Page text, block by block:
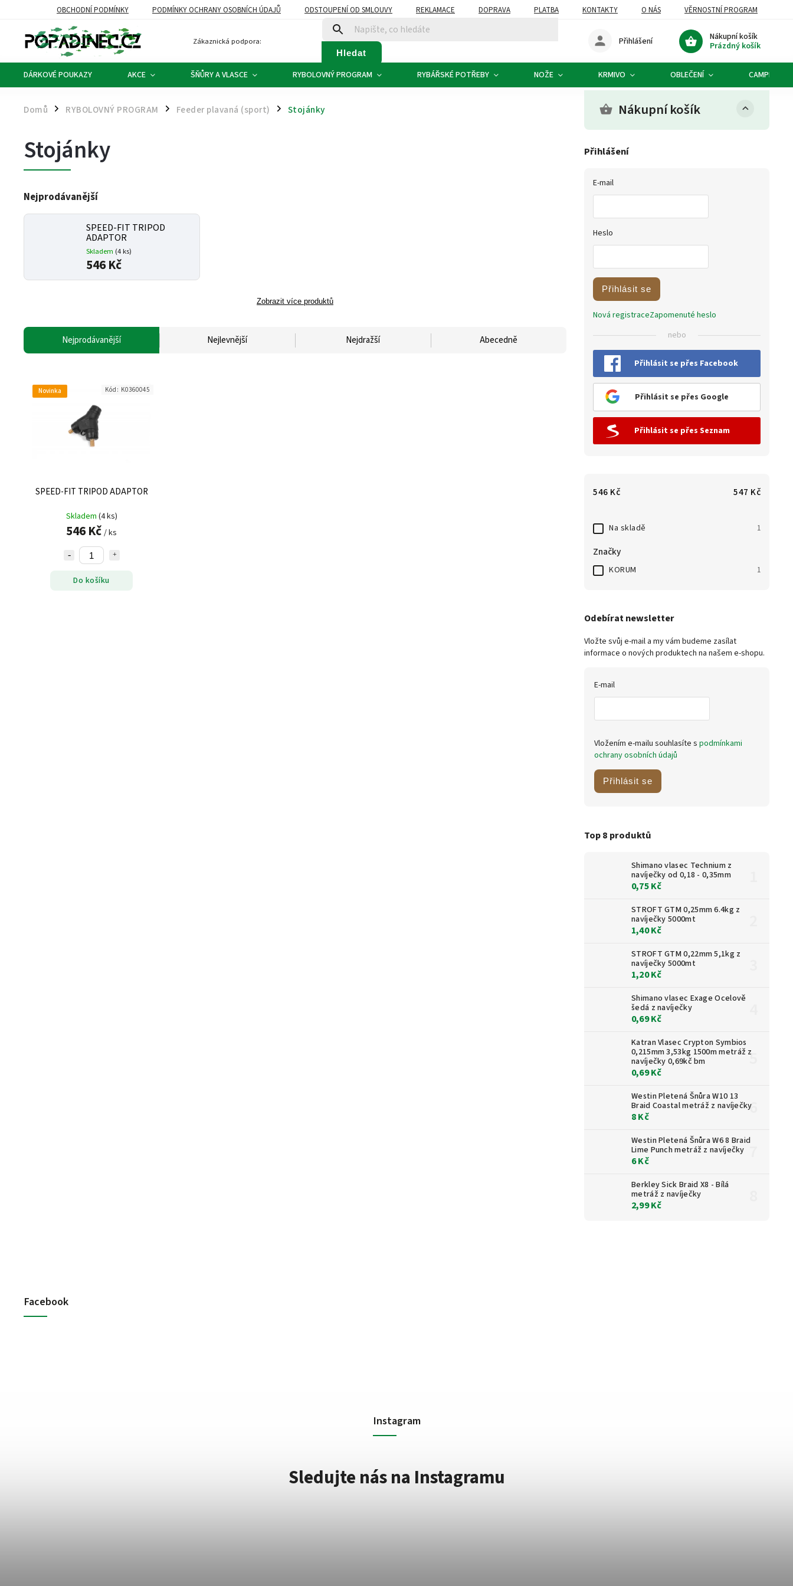
OBCHODNÍ PODMÍNKY PODMÍNKY OCHRANY OSOBNÍCH ÚDAJŮ ODSTOUPENÍ OD SMLOUVY REKLAMACE DOPRAVA PLATBA KONTAKTY O NÁS VĚRNOSTNÍ PROGRAM
Zákaznická podpora:
Hledat
Nákupní košík
Prázdný košík
Přihlášení
DÁRKOVÉ POUKAZY AKCE ŠŇŮRY A VLASCE RYBOLOVNÝ PROGRAM RYBÁŘSKÉ POTŘEBY NOŽE KRMIVO OBLEČENÍ CAMPING
Domů / RYBOLOVNÝ PROGRAM / Feeder plavaná (sport) / Stojánky Nákupní košík
Přihlášení
E-mail
Heslo
Přihlásit se
Nová registraceZapomenuté heslo
nebo
Přihlásit se přes Facebook
Přihlásit se přes Google
Přihlásit se přes Seznam
546 Kč 547 Kč
Na skladě 1
Značky
KORUM 1
Odebírat newsletter
Vložte svůj e-mail a my vám budeme zasílat
informace o nových produktech na našem e-shopu.
E-mail
Vložením e-mailu souhlasíte s podmínkami
ochrany osobních údajů
Přihlásit se
Top 8 produktů
Shimano vlasec Technium z
navíječky od 0,18 - 0,35mm
0,75 Kč
STROFT GTM 0,25mm 6.4kg z
navíječky 5000mt
1,40 Kč
STROFT GTM 0,22mm 5,1kg z
navíječky 5000mt
1,20 Kč
Shimano vlasec Exage Ocelově
šedá z navíječky
0,69 Kč
Katran Vlasec Crypton Symbios
0,215mm 3,53kg 1500m metráž z
navíječky 0,69kč bm
0,69 Kč
Westin Pletená Šnůra W10 13
Braid Coastal metráž z navíječky
8 Kč
Westin Pletená Šnůra W6 8 Braid
Lime Punch metráž z navíječky
6 Kč
Berkley Sick Braid X8 - Bílá
metráž z navíječky
2,99 Kč
Stojánky
Nejprodávanější
SPEED-FIT TRIPOD
ADAPTOR
Skladem (4 ks)
546 Kč
Zobrazit více produktů
Nejprodávanější Nejlevnější Nejdražší Abecedně
Novinka
SPEED-FIT TRIPOD ADAPTOR
Skladem (4 ks)
546 Kč / ks
Do košíku
Kód: K0360045
Facebook
Instagram
Sledujte nás na Instagramu